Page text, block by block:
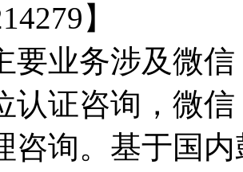
】
要业务涉及微
认证咨询，微
咨询。基于国